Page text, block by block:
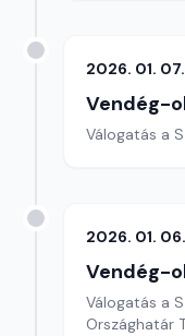
2026. 01. 07.
Vendég-
Válogatás a
2026. 01. 06.
Vendég-
Válogatás a
Országhatár